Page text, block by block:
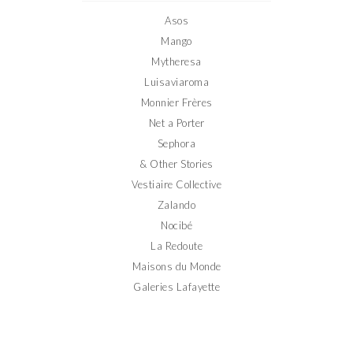
Asos
Mango
Mytheresa
Luisaviaroma
Monnier Frères
Net a Porter
Sephora
& Other Stories
Vestiaire Collective
Zalando
Nocibé
La Redoute
Maisons du Monde
Galeries Lafayette